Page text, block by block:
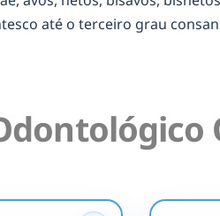
até o terceiro grau